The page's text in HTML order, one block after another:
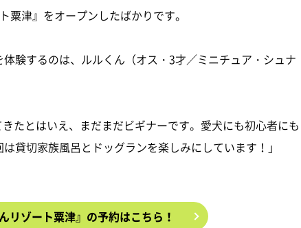
粟津』をオープンしたばかりです。
験するのは、ルルくん（オス・3才／ミニチュア・シュナ
たとはいえ、まだまだビギナーです。愛犬にも初心者にも
貸切家族風呂とドッグランを楽しみにしています！」
リゾート粟津』の予約はこちら！